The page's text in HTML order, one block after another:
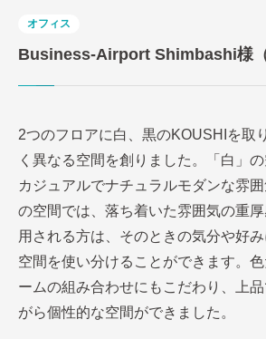
オフィス
Business-Airport Shimbashi様（
2つのフロアに白、黒のKOUSHIを取
く異なる空間を創りました。「白」
カジュアルでナチュラルモダンな雰囲
の空間では、落ち着いた雰囲気の重
用される方は、そのときの気分や好
空間を使い分けることができます。
ームの組み合わせにもこだわり、上
がら個性的な空間ができました。